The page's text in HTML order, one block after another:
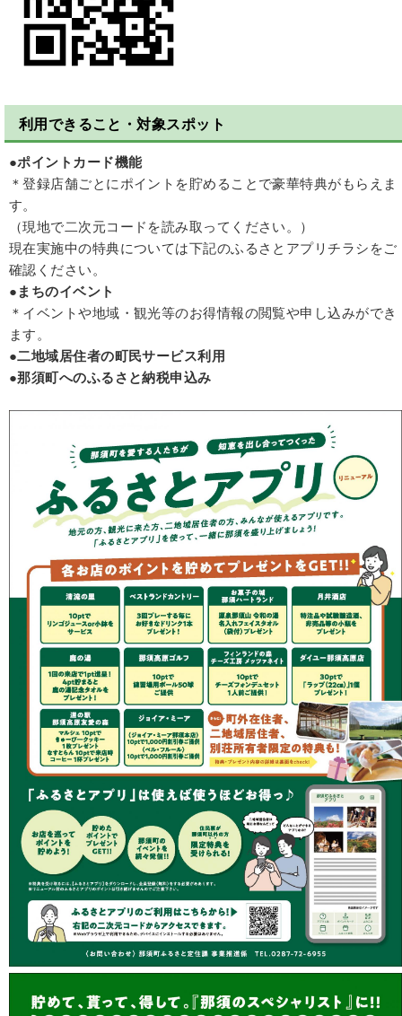
利用できること・対象スポット
●ポイントカード機能
＊登録店舗ごとにポイントを貯めることで豪華特典がもらえま
す。
（現地で二次元コードを読み取ってください。）
現在実施中の特典については下記のふるさとアプリチラシをご
確認ください。
●まちのイベント
＊イベントや地域・観光等のお得情報の閲覧や申し込みができ
ます。
●二地域居住者の町民サービス利用
●那須町へのふるさと納税申込み